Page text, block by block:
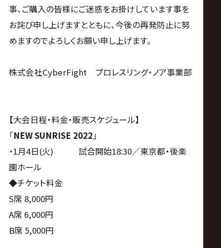
事、ご購入の皆様にご迷惑をお掛けしています事を
お詫び申し上げますとともに、今後の再発防止に努
めますのでよろしくお願い申し上げます。
株式会社CyberFight プロレスリング・ノア事業部
【大会日程・料金・販売スケジュール】
「NEW SUNRISE 2022」
・1月4日(火) 試合開始18:30／東京都・後楽
園ホール
◆チケット料金
S席 8,000円
A席 6,000円
B席 5,000円